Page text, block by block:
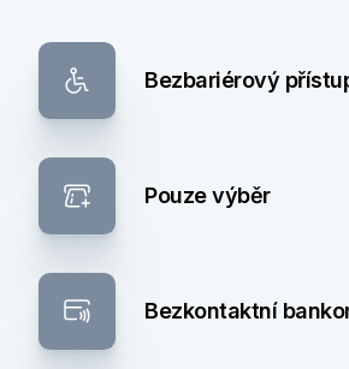
Bezbariérový
Pouze výběr
Bezkontaktní